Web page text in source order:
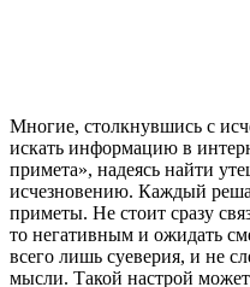
Многие, столкнувшись с
искать информацию в
примета», надеясь найти
исчезновению. Каждый
приметы. Не стоит сразу
то негативным и ожидать
всего лишь суеверия, и не
мысли. Такой настрой